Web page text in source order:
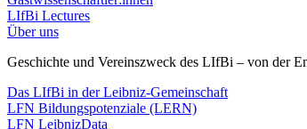
LIfBi Lectures
Über uns
Geschichte und Vereinszweck des LIfBi – von der
Das LIfBi in der Leibniz-Gemeinschaft
LFN Bildungspotenziale (LERN)
LFN LeibnizData